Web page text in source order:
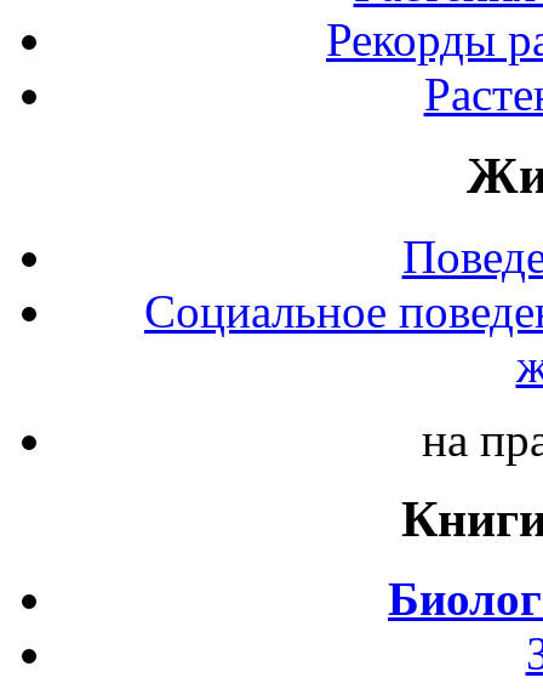
Рекорды
Социальное
на